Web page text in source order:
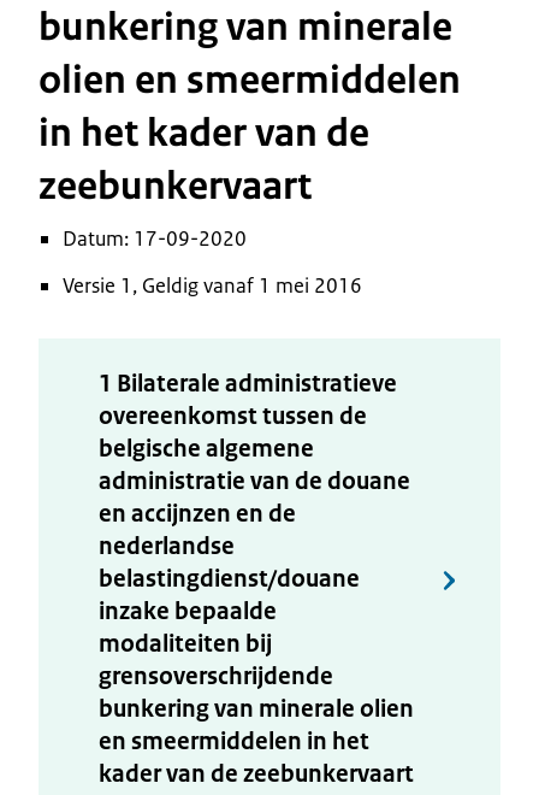
bunkering van minerale
olien en smeermiddelen
in het kader van de
zeebunkervaart
Datum: 17-09-2020
Versie 1, Geldig vanaf 1 mei 2016
1 Bilaterale administratieve
overeenkomst tussen de
belgische algemene
administratie van de douane
en accijnzen en de
nederlandse
belastingdienst/douane
inzake bepaalde
modaliteiten bij
grensoverschrijdende
bunkering van minerale olien
en smeermiddelen in het
kader van de zeebunkervaart